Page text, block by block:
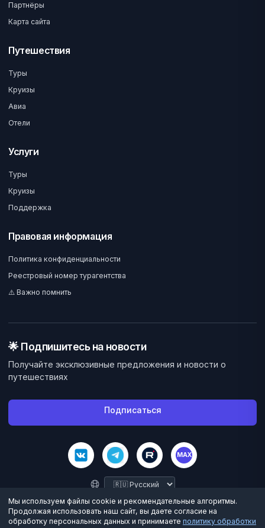
Партнёры
Карта сайта
Путешествия
Туры
Круизы
Авиа
Отели
Услуги
Туры
Круизы
Поддержка
Правовая информация
Политика конфиденциальности
Реестровый номер турагентства
⚠️ Важно помнить
🌟 Подпишитесь на новости
Получайте эксклюзивные предложения и новости о
путешествиях
Подписаться
MAX
©2026Велес Вояж. Все права защищены.
Мы используем файлы cookie и рекомендательные алгоритмы.
Продолжая использовать наш сайт, вы даете согласие на
обработку персональных данных и принимаете политику обработки